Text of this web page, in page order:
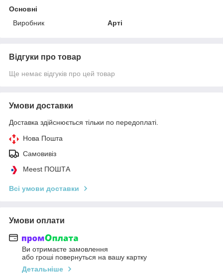
Основні
Виробник
Арті
Відгуки про товар
Ще немає відгуків про цей товар
Умови доставки
Доставка здійснюється тільки по передоплаті.
Нова Пошта
Самовивіз
Meest ПОШТА
Всі умови доставки
Умови оплати
Ви отримаєте замовлення
або гроші повернуться на вашу картку
Детальніше